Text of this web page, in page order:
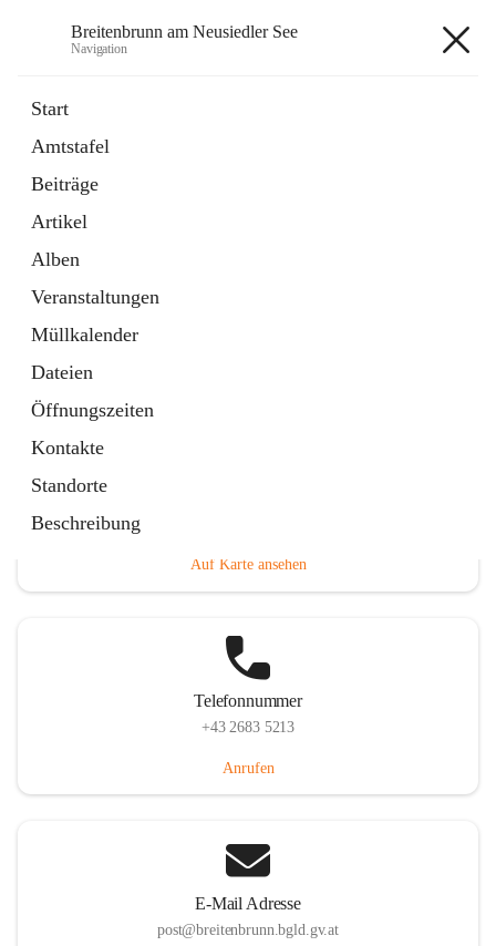
Breitenbrunn am Neusiedler See
Navigation
Start
Amtstafel
Beiträge
Artikel
Alben
Veranstaltungen
Müllkalender
Dateien
Öffnungszeiten
Kontakte
Standorte
Beschreibung
18 Schnellzugriffe
Gemeindeservice
Auf Karte ansehen
Telefonnummer
+43 2683 5213
Anrufen
E-Mail Adresse
post@breitenbrunn.bgld.gv.at